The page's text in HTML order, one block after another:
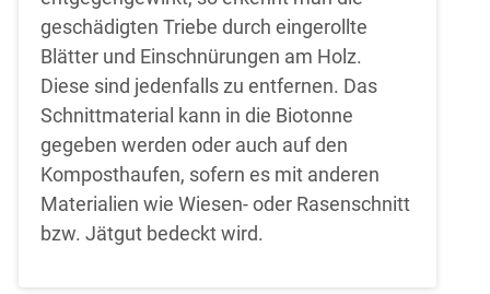
geschädigten Triebe durch eingerollte
Blätter und Einschnürungen am Holz.
Diese sind jedenfalls zu entfernen. Das
Schnittmaterial kann in die Biotonne
gegeben werden oder auch auf den
Komposthaufen, sofern es mit anderen
Materialien wie Wiesen- oder Rasenschnitt
bzw. Jätgut bedeckt wird.